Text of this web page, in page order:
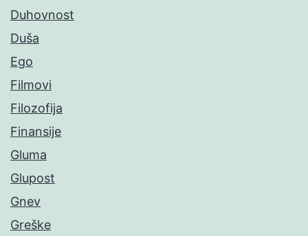
Duhovnost
Duša
Ego
Filmovi
Filozofija
Finansije
Gluma
Glupost
Gnev
Greške